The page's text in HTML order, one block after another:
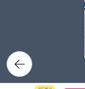
비니가 좋아했다.
개를 들추고, 닭의
을 사로잡은 듯 하
바라 퍼스 그림, 마
이와 누가 친구 해
뒤로가
기